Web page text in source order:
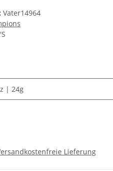
Vater14964
Lieferung